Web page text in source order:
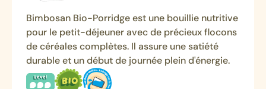
Bimbosan Bio-Porridge est une bouillie nutritive
pour le petit-déjeuner avec de précieux flocons
de céréales complètes. Il assure une satiété
durable et un début de journée plein d'énergie.